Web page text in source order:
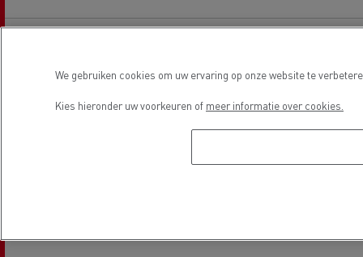
We gebruiken cookies om uw ervaring op onze website te
Kies hieronder uw voorkeuren of meer informatie over cookies.